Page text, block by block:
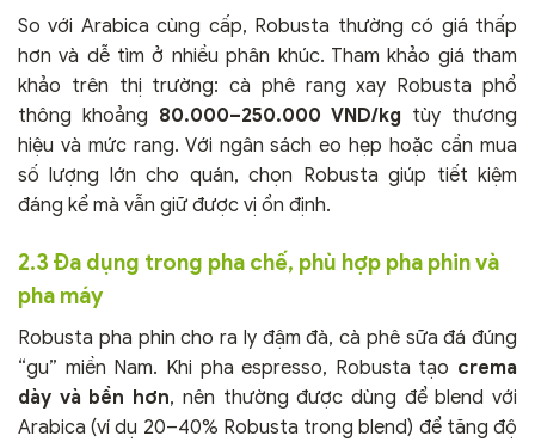
So với Arabica cùng cấp, Robusta thường có giá thấp
hơn và dễ tìm ở nhiều phân khúc. Tham khảo giá tham
khảo trên thị trường: cà phê rang xay Robusta phổ
thông khoảng 80.000–250.000 VND/kg tùy thương
hiệu và mức rang. Với ngân sách eo hẹp hoặc cần mua
số lượng lớn cho quán, chọn Robusta giúp tiết kiệm
đáng kể mà vẫn giữ được vị ổn định.
2.3 Đa dụng trong pha chế, phù hợp pha phin và
pha máy
Robusta pha phin cho ra ly đậm đà, cà phê sữa đá đúng
“gu” miền Nam. Khi pha espresso, Robusta tạo crema
dày và bền hơn, nên thường được dùng để blend với
Arabica (ví dụ 20–40% Robusta trong blend) để tăng độ